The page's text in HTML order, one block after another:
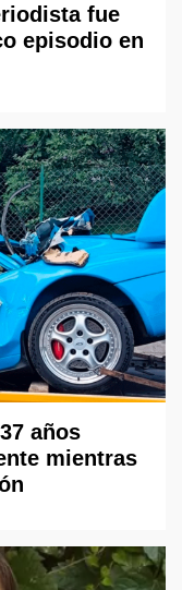
fue
episodio en
años
mientras